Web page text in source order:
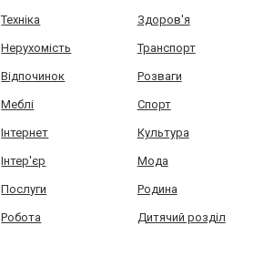
Техніка Здоров'я
Нерухомість Транспорт
Відпочинок Розваги
Меблі Спорт
Інтернет Культура
Інтер'єр Мода
Послуги Родина
Робота Дитячий розділ